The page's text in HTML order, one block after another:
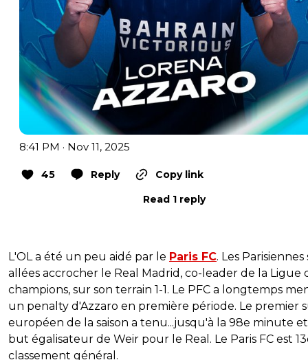
8:41 PM · Nov 11, 2025
45 Reply
Copy link
Read 1 reply
L'OL a été un peu aidé par le Paris FC. Les
allées accrocher le Real Madrid, co-leader de la Ligue
champions, sur son terrain 1-1. Le PFC a longtemps
un penalty d'Azzaro en première période. Le premier
européen de la saison a tenu...jusqu'à la 98e minute
but égalisateur de Weir pour le Real. Le Paris FC est
classement général.